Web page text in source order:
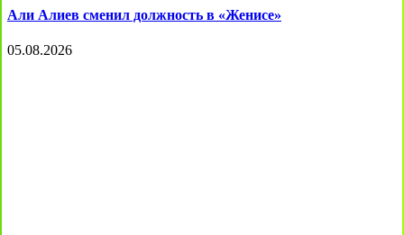
Али Алиев сменил должность в «Женисе»
05.08.2026